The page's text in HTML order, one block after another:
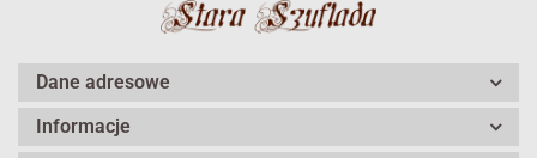
Dane adresowe
Informacje